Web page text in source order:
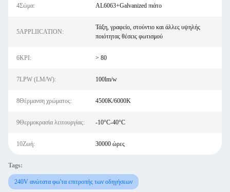
4Σώμα: AL6063+Galvanized πιάτο
5APPLIICATION:
Τάξη, γραφείο, στούντιο και άλλες υψηλής
ποιότητας θέσεις φωτισμού
6ΚΡΙ: > 80
7LPW (LM/W): 100lm/w
8Θέρμανση χρώματος: 4500K/6000K
9Θερμοκρασία λειτουργίας: -10°C-40°C
10Ζωή: 30000 ώρες
Tags:
240V ανώτατα φω'τα επιτροπής των οδηγήσεων